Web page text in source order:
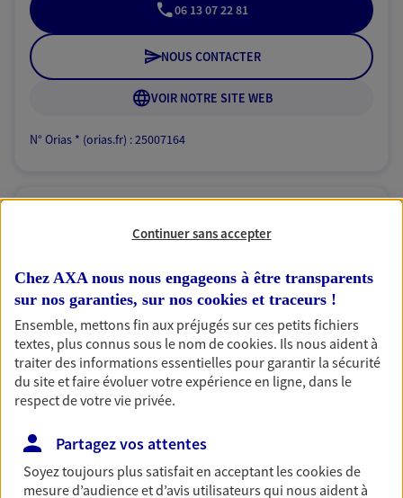
06 13 07 22 81
NOUS CONTACTER
VOIR NOTRE SITE WEB
N° Orias * (orias.fr) : 25007164
Lola Sery
76210 Bernieres
07 60 73 42 39
NOUS CONTACTER
Continuer sans accepter
Chez AXA nous nous engageons à être transparents
sur nos garanties, sur nos cookies et traceurs !
Ensemble, mettons fin aux préjugés sur ces petits fichiers
textes, plus connus sous le nom decookies. Ils nous aident à
traiter des informations essentielles pour garantir la sécurité
du site et faire évoluer votre expérience en ligne, dans le
respect de votre vie privée.
Partagez vos attentes
Soyez toujours plus satisfait en acceptant lescookiesde
mesure d’audience et d’avis utilisateurs qui nous aident à